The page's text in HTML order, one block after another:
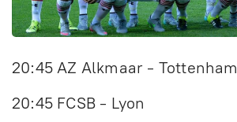
20:45 AZ Alkmaar - Tottenham
20:45 FCSB - Lyon